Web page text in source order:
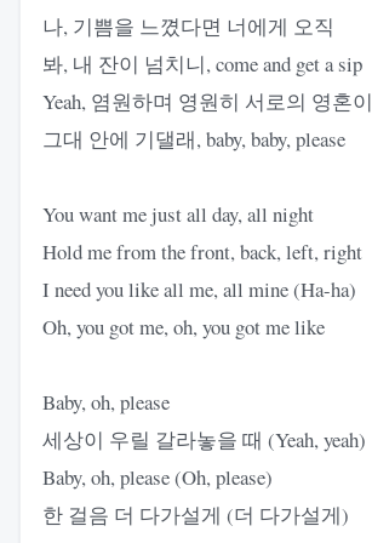
나, 기쁨을 느꼈다면 너에게 오직
봐, 내 잔이 넘치니, come and get a sip
Yeah, 염원하며 영원히 서로의 영혼이
그대 안에 기댈래, baby, baby, please
You want me just all day, all night
Hold me from the front, back, left, right
I need you like all me, all mine (Ha-ha)
Oh, you got me, oh, you got me like
Baby, oh, please
세상이 우릴 갈라놓을 때 (Yeah, yeah)
Baby, oh, please (Oh, please)
한 걸음 더 다가설게 (더 다가설게)